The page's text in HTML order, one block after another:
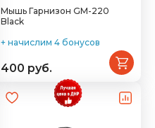
Мышь Гарнизон GM-220
Black
+ начислим 4 бонусов
400 руб.